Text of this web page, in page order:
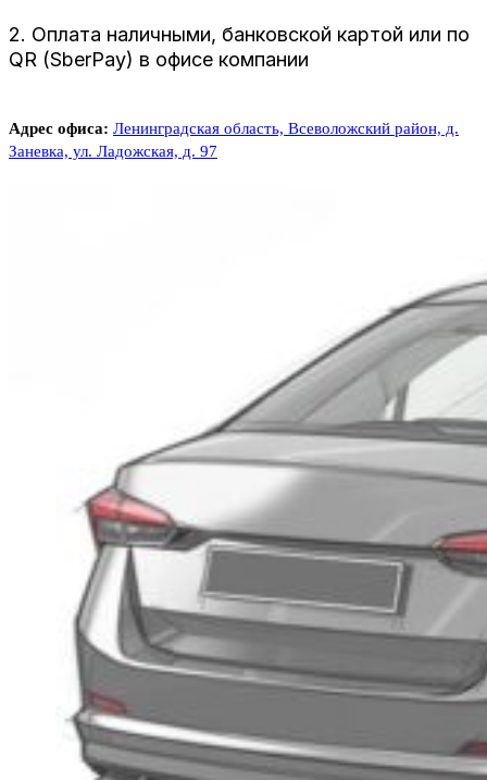
2. Оплата наличными, банковской картой или по
QR (SberPay) в офисе компании
Адрес офиса: Ленинградская область, Всеволожский район, д.
Заневка, ул. Ладожская, д. 97